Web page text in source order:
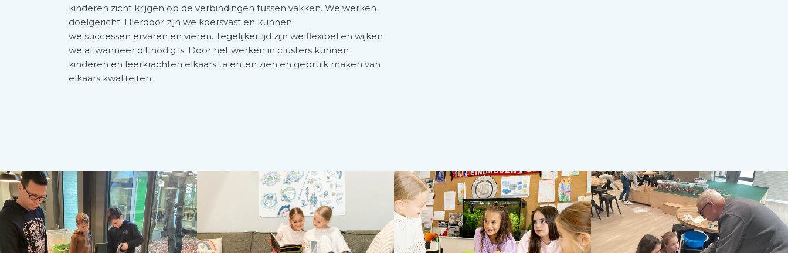
kinderen zicht krijgen op de verbindingen tussen vakken. We werken
doelgericht. Hierdoor zijn we koersvast en kunnen
we successen ervaren en vieren. Tegelijkertijd zijn we flexibel en wijken
we af wanneer dit nodig is. Door het werken in clusters kunnen
kinderen en leerkrachten elkaars talenten zien en gebruik maken van
elkaars kwaliteiten.